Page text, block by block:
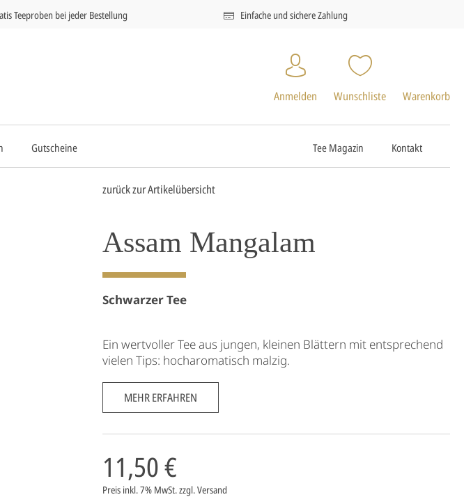
Teeproben bei jeder Bestellung Einfache und sichere Zahlung
Anmelden Wunschliste Warenkorb
Gutscheine Tee Magazin Kontakt
zurück zur Artikelübersicht
Assam Mangalam
Schwarzer Tee
Ein wertvoller Tee aus jungen, kleinen Blättern mit entsprechend
vielen Tips: hocharomatisch malzig.
MEHR ERFAHREN
11,50 €
Preis inkl. 7% MwSt.zzgl. Versand